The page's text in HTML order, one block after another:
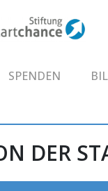
SPENDEN
DER